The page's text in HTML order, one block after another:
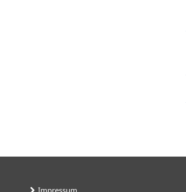
Impressum